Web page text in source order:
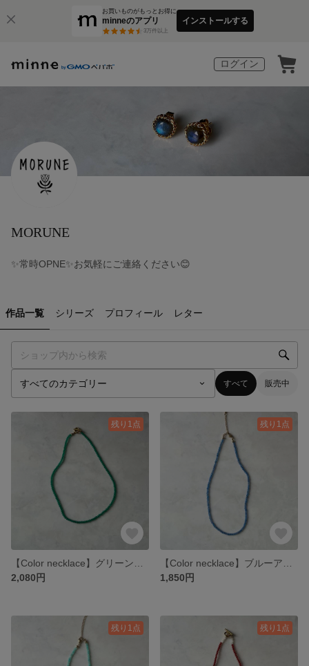
お買いものがもっとお得に
minneのアプリ
3万件以上
インストールする
ログイン
MORUNE
✨常時OPNE✨お気軽にご連絡ください😊
作品一覧 シリーズ プロフィール レター
すべて 販売中
残り1点
2,080円
残り1点
1,850円
残り1点 残り1点